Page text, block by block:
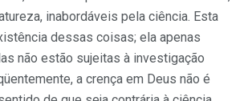
inabordáveis pela ciência. Esta
dessas coisas; ela apenas
não estão sujeitas à investigação
a crença em Deus não é